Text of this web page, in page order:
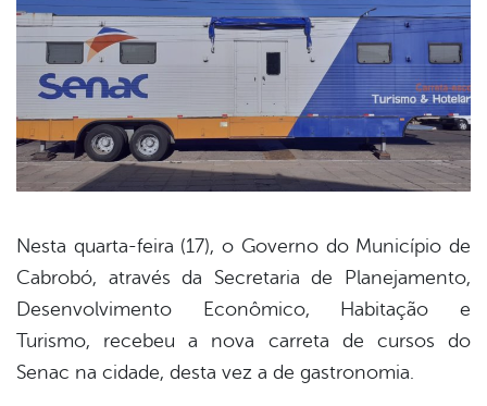
Nesta quarta-feira (17), o Governo do Município de
Cabrobó, através da Secretaria de Planejamento,
Desenvolvimento Econômico, Habitação e
Turismo, recebeu a nova carreta de cursos do
Senac na cidade, desta vez a de gastronomia.